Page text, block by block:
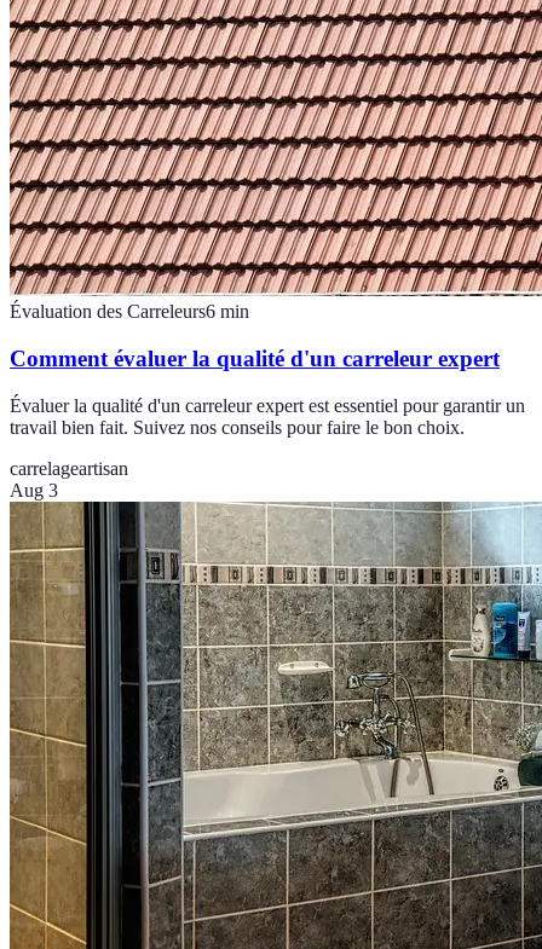
Évaluation des Carreleurs6 min
Comment évaluer la qualité d'un carreleur expert
Évaluer la qualité d'un carreleur expert est essentiel pour garantir un
travail bien fait. Suivez nos conseils pour faire le bon choix.
carrelageartisan
Aug 3